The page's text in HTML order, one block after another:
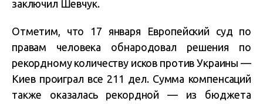
заключил Шевчук.
Отметим, что 17 января Европейский суд по
правам человека обнародовал решения по
рекордному количеству исков против Украины —
Киев проиграл все 211 дел. Сумма компенсаций
также оказалась рекордной — из бюджета